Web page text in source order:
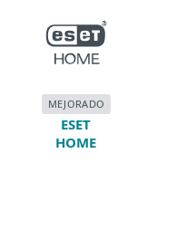
MEJORADO
ESET
HOME